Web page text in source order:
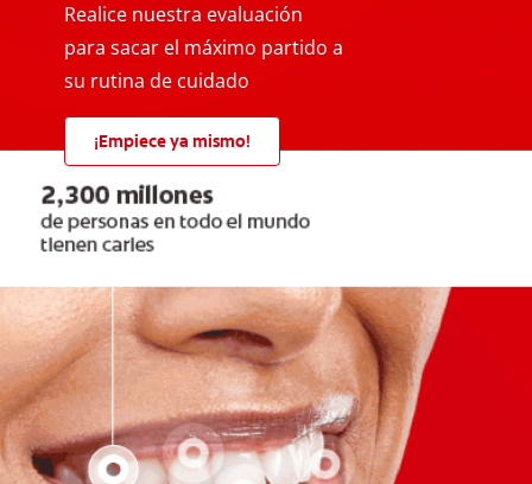
Realice nuestra evaluación
para sacar el máximo partido a
su rutina de cuidado
¡Empiece ya mismo!